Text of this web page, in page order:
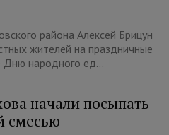
района Алексей Брицун
жителей на праздничные
Дню народного ед...
начали посыпать
смесью